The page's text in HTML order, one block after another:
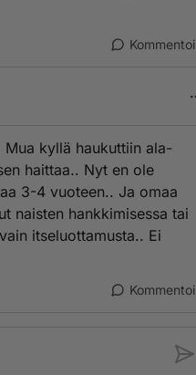
Kommentoi
kyllä haukuttiin ala-
haittaa.. Nyt en ole
3-4 vuoteen.. Ja omaa
naisten hankkimisessa tai
itseluottamusta.. Ei
Kommentoi